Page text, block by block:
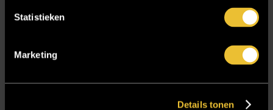
Statistieken
Marketing
Details tonen
Trebbe MiddenWest
Twentsch Hooratelier
Vacature Allround monteur interieurbouwer